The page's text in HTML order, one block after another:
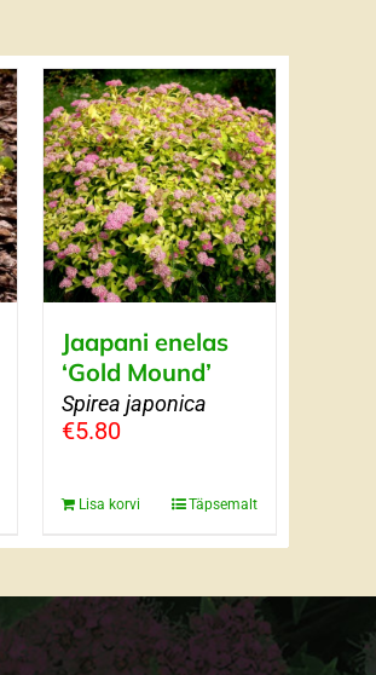
Jaapani enelas
‘Gold Mound’
Spirea japonica
€5.80
Lisa korvi Täpsemalt